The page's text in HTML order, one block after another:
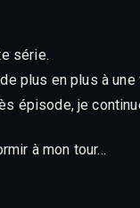
série.
plus en plus à
épisode, je
à mon tour…